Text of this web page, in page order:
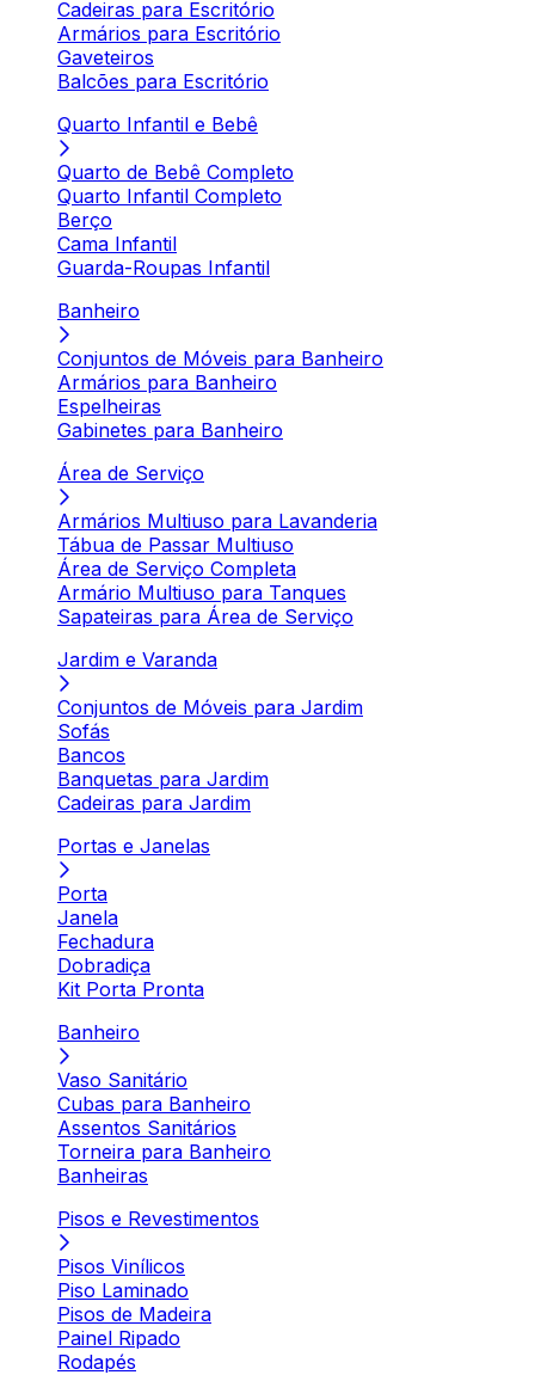
Cadeiras para Escritório
Armários para Escritório
Gaveteiros
Balcões para Escritório
Quarto Infantil e Bebê
Quarto de Bebê Completo
Quarto Infantil Completo
Berço
Cama Infantil
Guarda-Roupas Infantil
Banheiro
Conjuntos de Móveis para Banheiro
Armários para Banheiro
Espelheiras
Gabinetes para Banheiro
Área de Serviço
Armários Multiuso para Lavanderia
Tábua de Passar Multiuso
Área de Serviço Completa
Armário Multiuso para Tanques
Sapateiras para Área de Serviço
Jardim e Varanda
Conjuntos de Móveis para Jardim
Sofás
Bancos
Banquetas para Jardim
Cadeiras para Jardim
Portas e Janelas
Porta
Janela
Fechadura
Dobradiça
Kit Porta Pronta
Banheiro
Vaso Sanitário
Cubas para Banheiro
Assentos Sanitários
Torneira para Banheiro
Banheiras
Pisos e Revestimentos
Pisos Vinílicos
Piso Laminado
Pisos de Madeira
Painel Ripado
Rodapés